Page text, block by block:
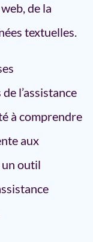
de la
textuelles.
l’assistance
à comprendre
aux
outil